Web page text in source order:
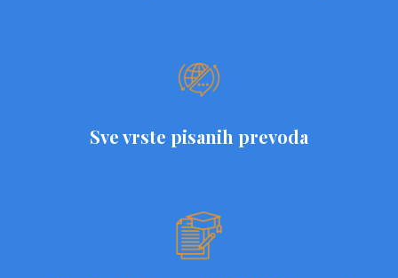
Sve vrste pisanih prevoda